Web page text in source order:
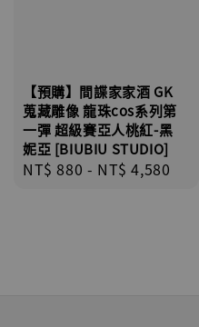
【預購】間諜家家酒 GK
蒐藏雕像 龍珠cos系列第
一彈 超級賽亞人桃紅-黑
妮亞 [BIUBIU STUDIO]
Regular
NT$ 880 - NT$ 4,580